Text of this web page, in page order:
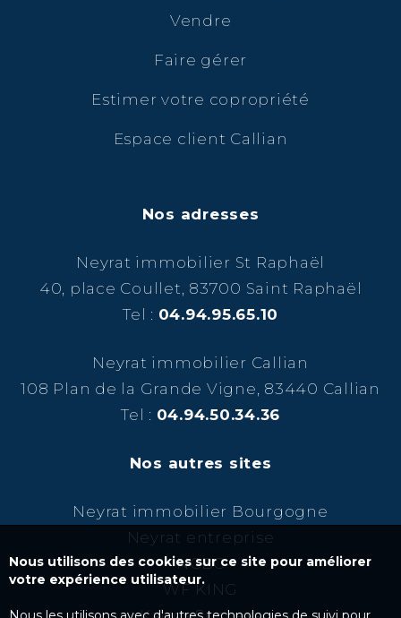
Vendre
Faire gérer
Estimer votre copropriété
Espace client Callian
Nos adresses
Neyrat immobilier St Raphaël
40, place Coullet, 83700 Saint Raphaël
Tel : 04.94.95.65.10
Neyrat immobilier Callian
108 Plan de la Grande Vigne, 83440 Callian
Tel : 04.94.50.34.36
Nos autres sites
Neyrat immobilier Bourgogne
Neyrat entreprise
NCBC
WF KING
Nous utilisons des cookies sur ce site pour améliorer
votre expérience utilisateur.